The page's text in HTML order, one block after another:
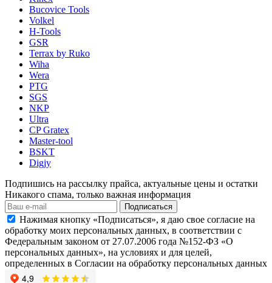
Bucovice Tools
Volkel
H-Tools
GSR
Terrax by Ruko
Wiha
Wera
PTG
SGS
NKP
Ultra
CP Gratex
Master-tool
BSKT
Digjy
Подпишись на рассылку прайса, актуальные цены и остатки
Никакого спама, только важная информация
Подписаться
Нажимая кнопку «Подписаться», я даю свое согласие на
обработку моих персональных данных, в соответствии с
Федеральным законом от 27.07.2006 года №152-ФЗ «О
персональных данных», на условиях и для целей,
определенных в Согласии на обработку персональных данных